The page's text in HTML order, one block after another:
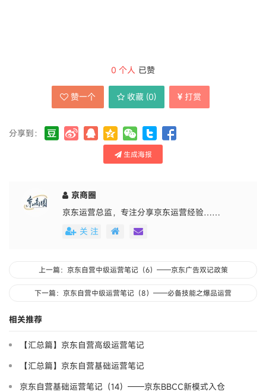
0 个人 已赞
赞一个 收藏 (0) 打赏
分享到：
生成海报
京商圈
京东运营总监，专注分享京东运营经验……
关 注
上一篇：京东自营中级运营笔记（6）——京东广告双记政策
下一篇：京东自营中级运营笔记（8）——必备技能之爆品运营
相关推荐
【汇总篇】京东自营高级运营笔记
【汇总篇】京东自营基础运营笔记
京东自营基础运营笔记（14）——京东BBCC新模式入仓